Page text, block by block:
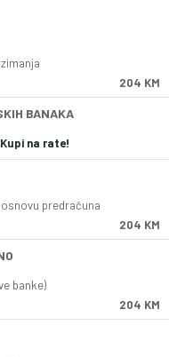
204 KM
BANAKA
Kupi na rate!
predračuna
204 KM
banke)
204 KM